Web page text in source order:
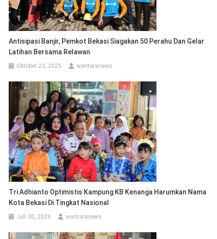
Antisipasi Banjir, Pemkot Bekasi Siagakan 50 Perahu Dan Gelar
Latihan Bersama Relawan
Oktober 23, 2025 wantaranews
Tri Adhianto Optimistis Kampung KB Kenanga Harumkan Nama
Kota Bekasi Di Tingkat Nasional
Juli 30, 2026 wantaranews